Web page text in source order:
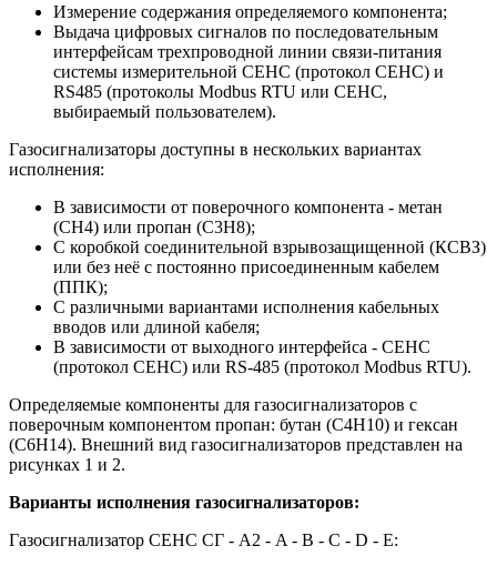
Измерение содержания определяемого компонента;
Выдача цифровых сигналов по последовательным
интерфейсам трехпроводной линии связи-питания
системы измерительной СЕНС (протокол СЕНС) и
RS485 (протоколы Modbus RTU или СЕНС,
выбираемый пользователем).
Газосигнализаторы доступны в нескольких вариантах
исполнения:
В зависимости от поверочного компонента - метан
(СН4) или пропан (С3Н8);
С коробкой соединительной взрывозащищенной (КСВЗ)
или без неё с постоянно присоединенным кабелем
(ППК);
С различными вариантами исполнения кабельных
вводов или длиной кабеля;
В зависимости от выходного интерфейса - СЕНС
(протокол СЕНС) или RS-485 (протокол Modbus RTU).
Определяемые компоненты для газосигнализаторов с
поверочным компонентом пропан: бутан (С4Н10) и гексан
(С6Н14). Внешний вид газосигнализаторов представлен на
рисунках 1 и 2.
Варианты исполнения газосигнализаторов:
Газосигнализатор СЕНС СГ - А2 - A - B - C - D - E: